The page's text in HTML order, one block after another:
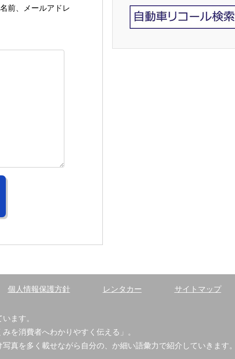
前、メールアドレ
個人情報保護方針 レンタカー サイトマップ
ます。
を消費者へわかりやすく伝える」。
真を多く載せながら自分の、か細い語彙力で紹介していきます。